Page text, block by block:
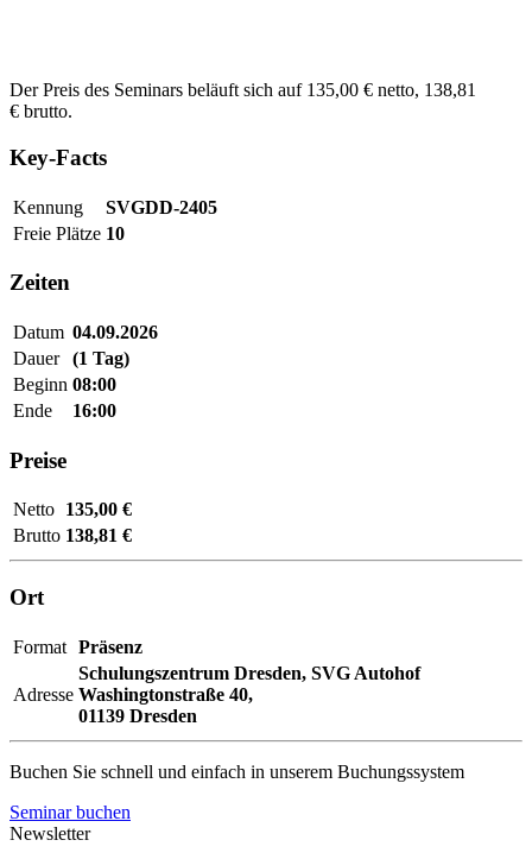
Der Preis des Seminars beläuft sich auf 135,00 € netto, 138,81
€ brutto.
Key-Facts
Kennung
SVGDD-2405
Freie Plätze 10
Zeiten
Datum 04.09.2026
Dauer
(1 Tag)
Beginn 08:00
Ende
16:00
Preise
Netto 135,00 €
Brutto 138,81 €
Ort
Format Präsenz
Adresse
Schulungszentrum Dresden, SVG Autohof
Washingtonstraße 40,
01139 Dresden
Buchen Sie schnell und einfach in unserem Buchungssystem
Seminar buchen
Newsletter